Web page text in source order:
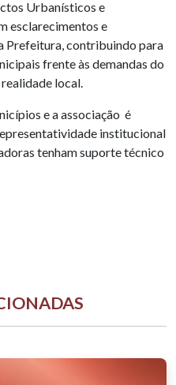
Urbanísticos e
esclarecimentos e
Prefeitura, contribuindo para
frente às demandas do
local.
e a associação é
institucional
tenham suporte técnico